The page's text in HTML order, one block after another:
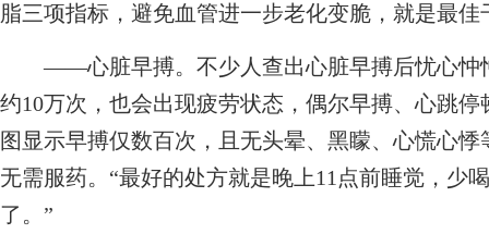
脂三项指标，避免血管进一步老化变脆，就是最佳
——心脏早搏。不少人查出心脏早搏后忧心忡
约10万次，也会出现疲劳状态，偶尔早搏、心跳
图显示早搏仅数百次，且无头晕、黑矇、心慌心
无需服药。“最好的处方就是晚上11点前睡觉，少
了。”